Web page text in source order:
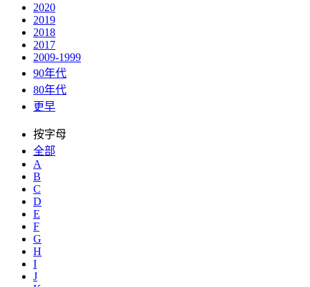
2020
2019
2018
2017
2009-1999
90年代
80年代
更早
按字母
全部
A
B
C
D
E
F
G
H
I
J